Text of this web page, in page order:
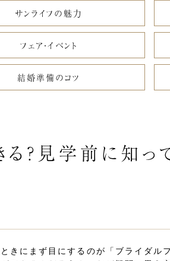
サンライフの魅力
フェア・イベント
結婚準備のコツ
る？見学前に知っ
きにまず目にするのが「ブライダル